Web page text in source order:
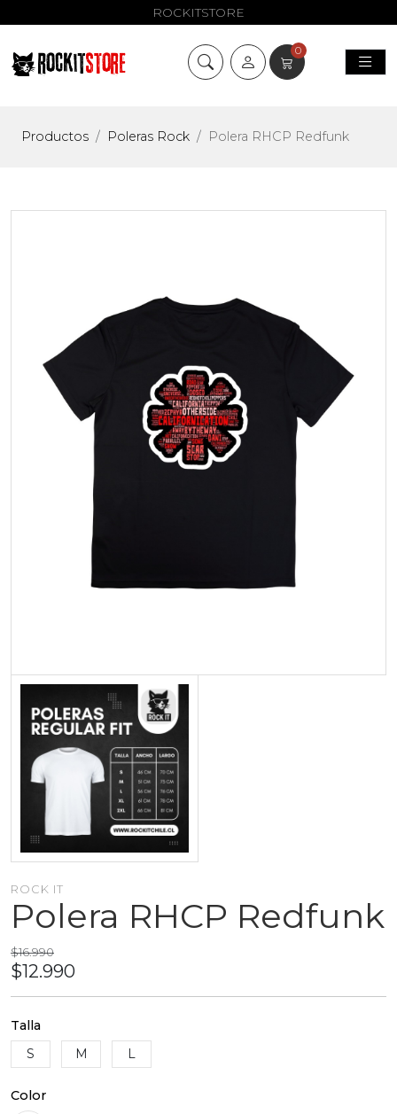
ROCKITSTORE
0
Productos Poleras Rock Polera RHCP Redfunk
ROCK IT
Polera RHCP Redfunk
$16.990
$12.990
Talla
S
M L
Color